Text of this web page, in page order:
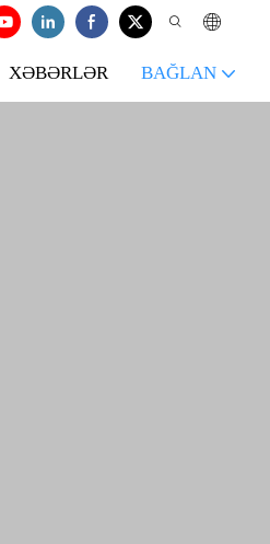
XƏBƏRLƏR BAĞLAN